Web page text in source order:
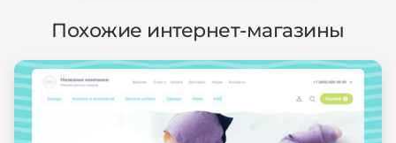
Похожие интернет-магазины